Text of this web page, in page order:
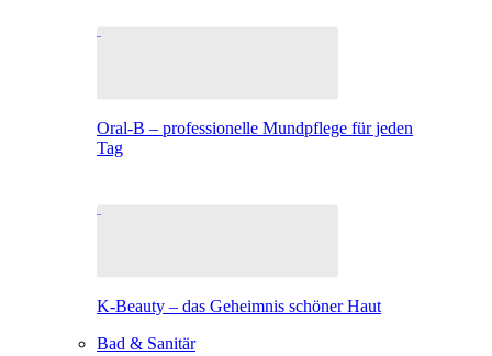
Oral-B – professionelle Mundpflege für jeden
Tag
K-Beauty – das Geheimnis schöner Haut
Bad & Sanitär